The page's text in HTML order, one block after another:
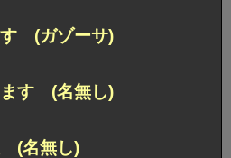
す (ガゾーサ)
ます (名無し)
(名無し)